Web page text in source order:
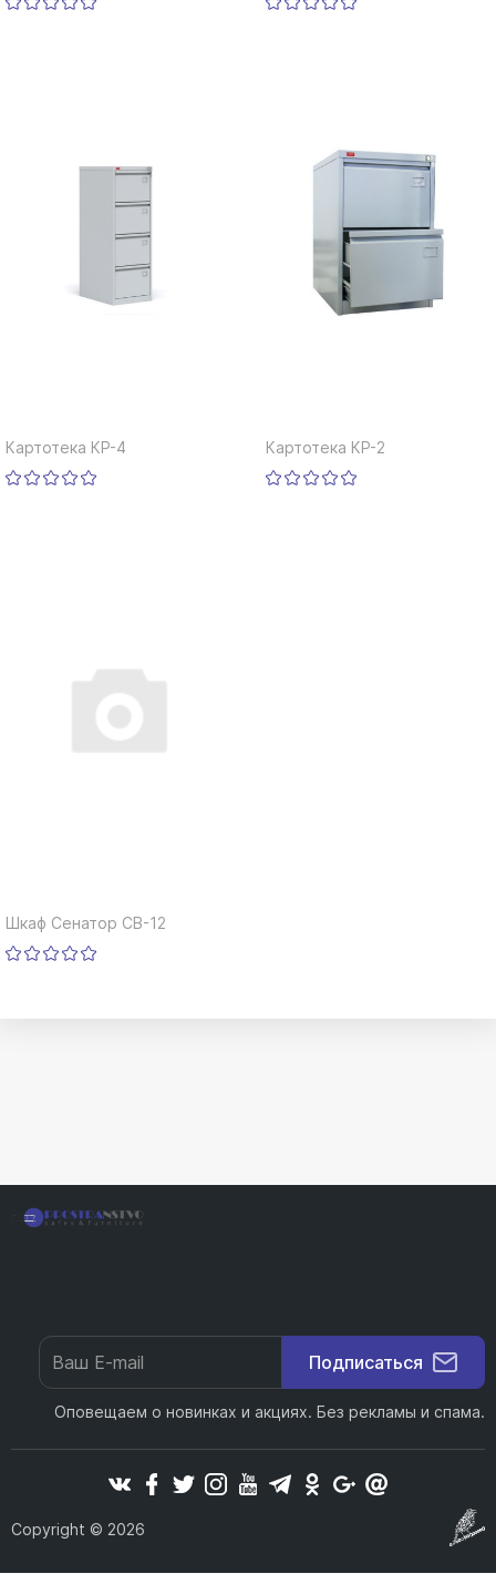
Картотека КР-4 Картотека КР-2
Шкаф Сенатор СВ-12
Подписаться
Оповещаем о новинках и акциях. Без рекламы и спама.
Copyright © 2026